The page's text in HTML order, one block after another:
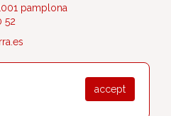
pamplona
52
accept